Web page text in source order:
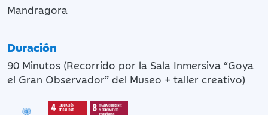
Mandragora
Duración
90 Minutos (Recorrido por la Sala Inmersiva “Goya
el Gran Observador” del Museo + taller creativo)